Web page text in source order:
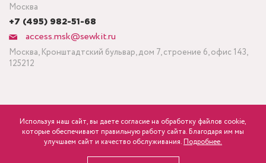
розница Минимальный заказ ткани от 3 метров
Москва
+7 (495) 982-51-68
access.msk@sewkit.ru
Москва, Кронштадтский бульвар, дом 7, строение 6, офис 143,
125212
Политика конфиденциальности
ПОДПИСАТЬСЯ НА НОВОСТИ
Используя наш сайт, вы даете согласие на обработку файлов cookie,
которые обеспечивают правильную работу сайта. Благодаря им мы
улучшаем сайт и качество обслуживания. Подробнее.